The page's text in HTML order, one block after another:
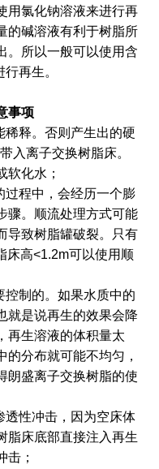
用氯化钠溶液来进行再
的碱溶液有利于树脂所
。所以一般可以使用含
再生。
事项
稀释。否则产生出的硬
入离子交换树脂床。
软化水；
过程中，会经历一个膨
骤。顺流处理方式可能
导致树脂罐破裂。只有
床高<1.2m可以使用顺
控制的。如果水质中的
就是说再生的效果会降
再生溶液的体积量太
分布就可能不均匀，
朗盛离子交换树脂的使
透性冲击，因为空床体
脂床底部直接注入再生
击；